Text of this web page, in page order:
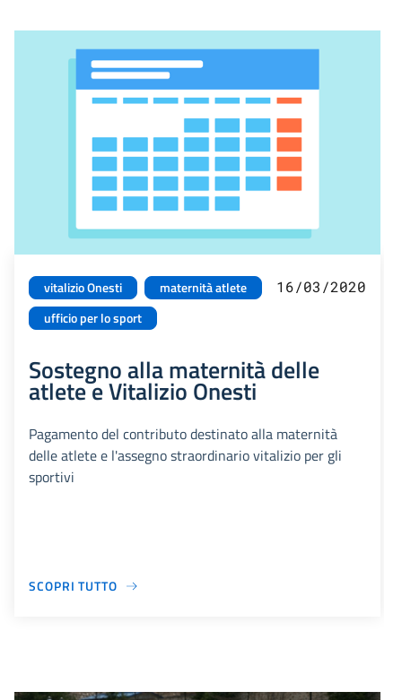
vitalizio Onesti
maternità atlete
ufficio per lo sport
16/03/2020
Sostegno alla maternità delle
atlete e Vitalizio Onesti
Pagamento del contributo destinato alla maternità
delle atlete e l'assegno straordinario vitalizio per gli
sportivi
SCOPRI TUTTO